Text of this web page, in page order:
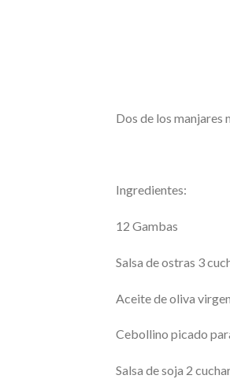
Dos de los manjares
Ingredientes:
12 Gambas
Salsa de ostras 3
Aceite de oliva
Cebollino picado
Salsa de soja 2